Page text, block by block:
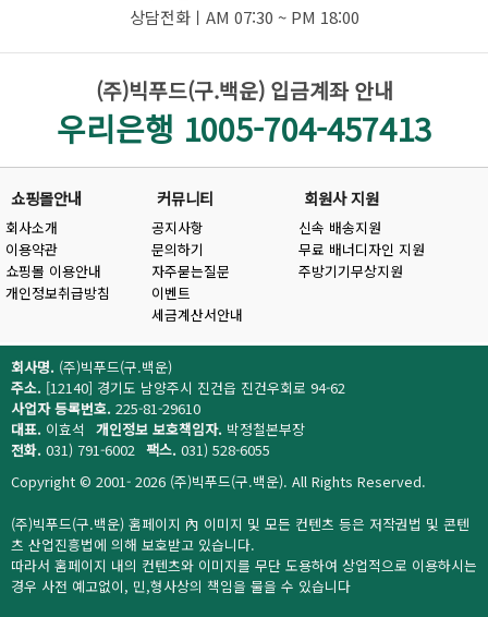
상담전화ㅣAM 07:30 ~ PM 18:00
(주)빅푸드(구.백운) 입금계좌 안내
우리은행 1005-704-457413
쇼핑몰안내
회사소개
이용약관
쇼핑몰 이용안내
개인정보취급방침
커뮤니티
공지사항
문의하기
자주묻는질문
이벤트
세금계산서안내
회원사 지원
신속 배송지원
무료 배너디자인 지원
주방기기무상지원
회사명. (주)빅푸드(구.백운)
주소. [12140] 경기도 남양주시 진건읍 진건우회로 94-62
사업자 등록번호. 225-81-29610
대표. 이효석 개인정보 보호책임자. 박정철본부장
전화. 031) 791-6002 팩스. 031) 528-6055
Copyright © 2001- 2026 (주)빅푸드(구.백운). All Rights Reserved.
(주)빅푸드(구.백운) 홈페이지 內 이미지 및 모든 컨텐츠 등은 저작권법 및 콘텐
츠 산업진흥법에 의해 보호받고 있습니다.
따라서 홈페이지 내의 컨텐츠와 이미지를 무단 도용하여 상업적으로 이용하시는
경우 사전 예고없이, 민,형사상의 책임을 물을 수 있습니다